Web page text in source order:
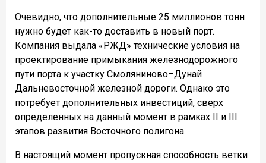
Очевидно, что дополнительные 25 миллионов тонн
нужно будет как-то доставить в новый порт.
Компания выдала «РЖД» технические условия на
проектирование примыкания железнодорожного
пути порта к участку Смоляниново–Дунай
Дальневосточной железной дороги. Однако это
потребует дополнительных инвестиций, сверх
определенных на данный момент в рамках II и III
этапов развития Восточного полигона.
В настоящий момент пропускная способность ветки